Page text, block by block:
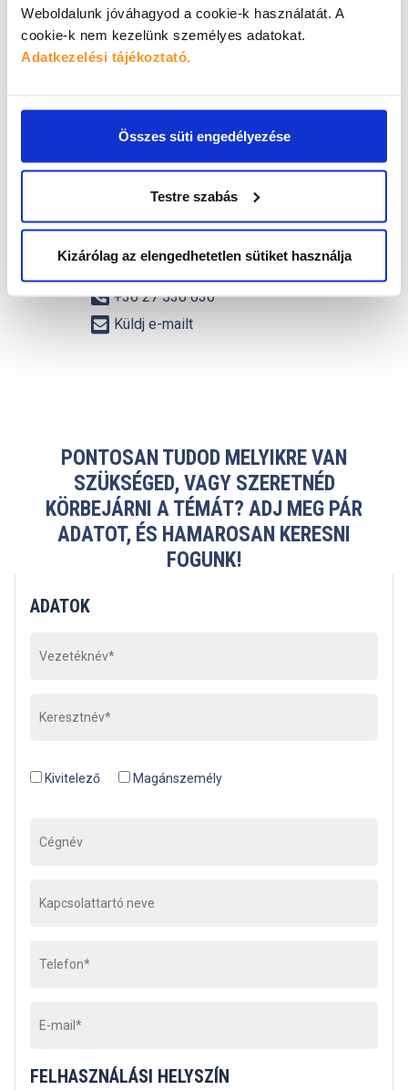
Weboldalunk jóváhagyod a cookie-k használatát. A
cookie-k nem kezelünk személyes adatokat.
Adatkezelési tájékoztató.
Összes süti engedélyezése
Testre szabás
Kizárólag az elengedhetetlen sütiket használja
János
kiemelt ügyfélkapcsolati menedzser
 +36 27 530 630
 Küldj e-mailt
PONTOSAN TUDOD MELYIKRE VAN
SZÜKSÉGED, VAGY SZERETNÉD
KÖRBEJÁRNI A TÉMÁT? ADJ MEG PÁR
ADATOT, ÉS HAMAROSAN KERESNI
FOGUNK!
ADATOK
Kivitelező Magánszemély
FELHASZNÁLÁSI HELYSZÍN